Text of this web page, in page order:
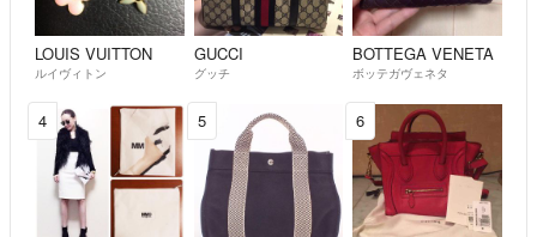
LOUIS VUITTON
ルイヴィトン
GUCCI
グッチ
BOTTEGA VENETA
ボッテガヴェネタ
4 5 6